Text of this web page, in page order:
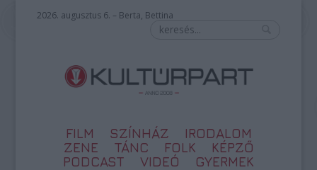
2026. augusztus 6. – Berta, Bettina
FILM SZÍNHÁZ
IRODALOM
ZENE
TÁNC FOLK
KÉPZŐ
PODCAST
VIDEÓ GYERMEK